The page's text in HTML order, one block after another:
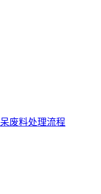
呆废料处理流程